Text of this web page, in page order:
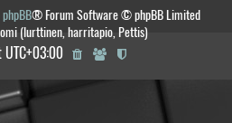
phpBB® Forum Software © phpBB Limited
(lurttinen, harritapio, Pettis)
UTC+03:00